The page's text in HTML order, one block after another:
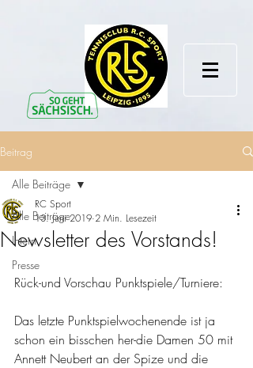
Beitrag
Alle Beiträge
Intern
Presse
Alle Beiträge
Newsletter des Vorstands!
RC Sport
13. Juni 2019 2 Min. Lesezeit
Rück-und Vorschau Punktspiele/Turniere:
Das letzte Punktspielwochenende ist ja
schon ein bisschen her-die Damen 50 mit
Annett Neubert an der Spize und die